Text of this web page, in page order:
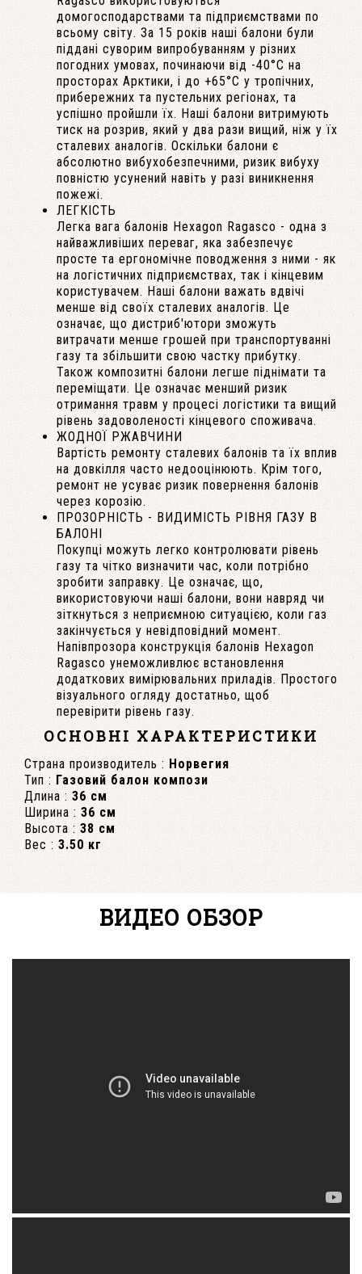
домогосподарствами та підприємствами по
всьому світу. За 15 років наші балони були
піддані суворим випробуванням у різних
погодних умовах, починаючи від -40°С на
просторах Арктики, і до +65°С у тропічних,
прибережних та пустельних регіонах, та
успішно пройшли їх. Наші балони витримують
тиск на розрив, який у два рази вищий, ніж у їх
сталевих аналогів. Оскільки балони є
абсолютно вибухобезпечними, ризик вибуху
повністю усунений навіть у разі виникнення
пожежі.
ЛЕГКІСТЬ
Легка вага балонів Hexagon Ragasco - одна з
найважливіших переваг, яка забезпечує
просте та ергономічне поводження з ними - як
на логістичних підприємствах, так і кінцевим
користувачем. Наші балони важать вдвічі
менше від своїх сталевих аналогів. Це
означає, що дистриб'ютори зможуть
витрачати менше грошей при транспортуванні
газу та збільшити свою частку прибутку.
Також композитні балони легше піднімати та
переміщати. Це означає менший ризик
отримання травм у процесі логістики та вищий
рівень задоволеності кінцевого споживача.
ЖОДНОЇ РЖАВЧИНИ
Вартість ремонту сталевих балонів та їх вплив
на довкілля часто недооцінюють. Крім того,
ремонт не усуває ризик повернення балонів
через корозію.
ПРОЗОРНІСТЬ - ВИДИМІСТЬ РІВНЯ ГАЗУ В
БАЛОНІ
Покупці можуть легко контролювати рівень
газу та чітко визначити час, коли потрібно
зробити заправку. Це означає, що,
використовуючи наші балони, вони навряд чи
зіткнуться з неприємною ситуацією, коли газ
закінчується у невідповідний момент.
Напівпрозора конструкція балонів Hexagon
Ragasco унеможливлює встановлення
додаткових вимірювальних приладів. Простого
візуального огляду достатньо, щоб
перевірити рівень газу.
ОСНОВНІ ХАРАКТЕРИСТИКИ
Страна производитель : Норвегия
Тип : Газовий балон компози
Длина : 36 см
Ширина : 36 см
Высота : 38 см
Вес : 3.50 кг
ВИДЕО ОБЗОР